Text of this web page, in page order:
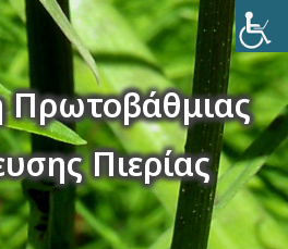
Πρωτοβάθμιας
Πιερίας